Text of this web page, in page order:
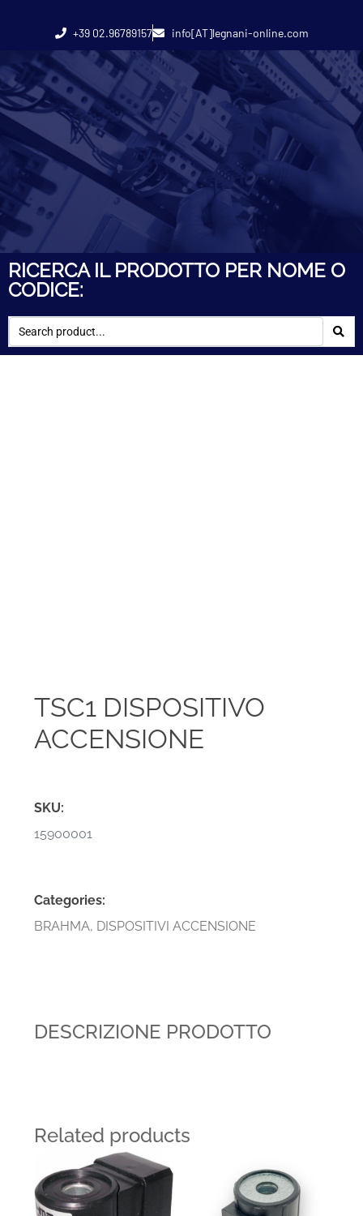
+39 02.96789157 info[AT]legnani-online.com
RICERCA IL PRODOTTO PER NOME O
CODICE:
TSC1 DISPOSITIVO
ACCENSIONE
SKU:
15900001
Categories:
BRAHMA, DISPOSITIVI ACCENSIONE
DESCRIZIONE PRODOTTO
Related products